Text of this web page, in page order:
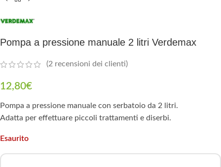
Pompa a pressione manuale 2 litri Verdemax
(2 recensioni dei clienti)
12,80€
Pompa a pressione manuale con serbatoio da 2 litri.
Adatta per effettuare piccoli trattamenti e diserbi.
Esaurito